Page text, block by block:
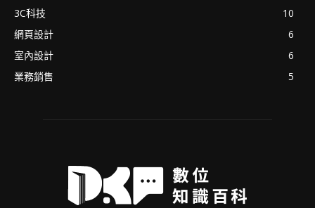
3C科技
10
網頁設計
6
室內設計
6
業務銷售
5